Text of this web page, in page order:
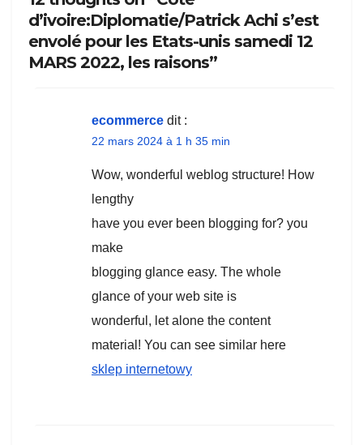
d’ivoire:Diplomatie/Patrick Achi s’est
envolé pour les Etats-unis samedi 12
MARS 2022, les raisons”
ecommerce dit :
22 mars 2024 à 1 h 35 min
Wow, wonderful weblog structure! How
lengthy
have you ever been blogging for? you
make
blogging glance easy. The whole
glance of your web site is
wonderful, let alone the content
material! You can see similar here
sklep internetowy